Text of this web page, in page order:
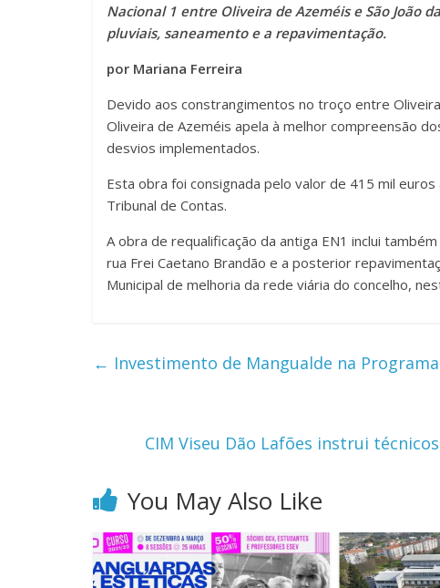
Nacional 1 entre Oliveira de Azeméis e São João
pluviais, saneamento e a repavimentação.
por Mariana Ferreira
Devido aos constrangimentos no troço entre
Oliveira de Azeméis apela à melhor compreensão
desvios implementados.
Esta obra foi consignada pelo valor de 415 mil
Tribunal de Contas.
A obra de requalificação da antiga EN1 inclui
rua Frei Caetano Brandão e a posterior
Municipal de melhoria da rede viária do concelho,
← Investimento de Mangualde na
CIM Viseu Dão Lafões instrui
You May Also Like